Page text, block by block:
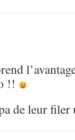
!!
de leur filer